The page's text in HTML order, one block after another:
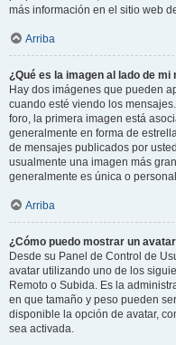
más información en el sitio web
Arriba
¿Qué es la imagen al lado de
Hay dos imágenes que pueden
cuando esté viendo los
foro, la primera imagen está
generalmente en forma de
de mensajes publicados por
usualmente una imagen más
generalmente es única o
Arriba
¿Cómo puedo mostrar un
Desde su Panel de Control de
avatar utilizando uno de los
Remoto o Subida. Es la
en que tamaño y peso pueden
disponible la opción de avatar,
sea activada.